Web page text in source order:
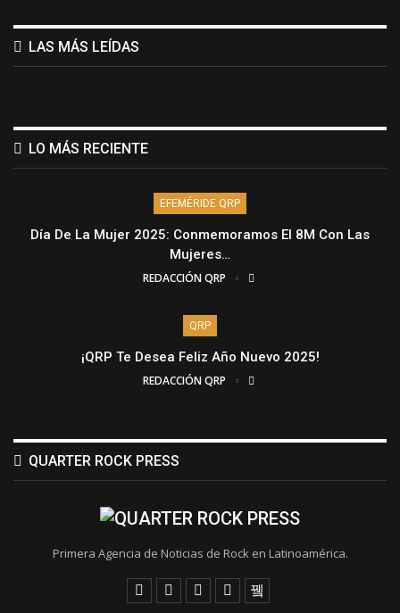
LAS MÁS LEÍDAS
LO MÁS RECIENTE
EFEMÉRIDE QRP
Día De La Mujer 2025: Conmemoramos El 8M Con Las
Mujeres…
REDACCIÓN QRP
QRP
¡QRP Te Desea Feliz Año Nuevo 2025!
REDACCIÓN QRP
QUARTER ROCK PRESS
Primera Agencia de Noticias de Rock en Latinoamérica.